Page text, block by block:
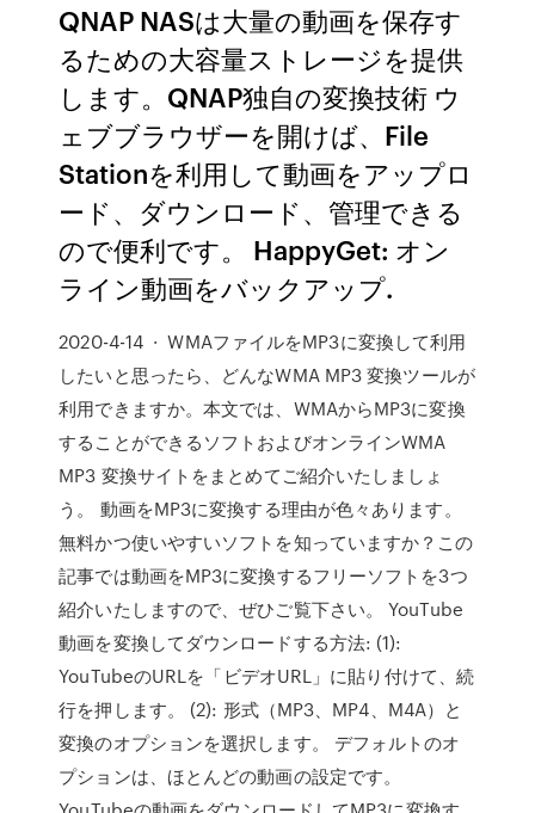
QNAP NASは大量の動画を保存す
るための大容量ストレージを提供
します。QNAP独自の変換技術 ウ
ェブブラウザーを開けば、File
Stationを利用して動画をアップロ
ード、ダウンロード、管理できる
ので便利です。 HappyGet: オン
ライン動画をバックアップ.
2020-4-14 · WMAファイルをMP3に変換して利用
したいと思ったら、どんなWMA MP3 変換ツールが
利用できますか。本文では、WMAからMP3に変換
することができるソフトおよびオンラインWMA
MP3 変換サイトをまとめてご紹介いたしましょ
う。 動画をMP3に変換する理由が色々あります。
無料かつ使いやすいソフトを知っていますか？この
記事では動画をMP3に変換するフリーソフトを3つ
紹介いたしますので、ぜひご覧下さい。 YouTube
動画を変換してダウンロードする方法: (1):
YouTubeのURLを「ビデオURL」に貼り付けて、続
行を押します。 (2): 形式（MP3、MP4、M4A）と
変換のオプションを選択します。 デフォルトのオ
プションは、ほとんどの動画の設定です。